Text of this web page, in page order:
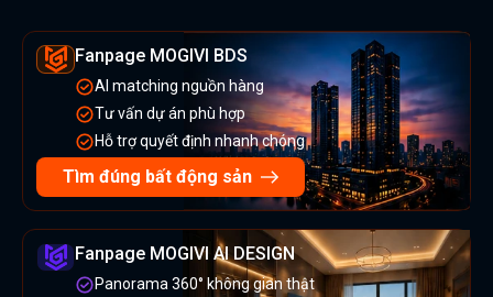
Fanpage MOGIVI BDS
AI matching nguồn hàng
Tư vấn dự án phù hợp
Hỗ trợ quyết định nhanh chóng
Tìm đúng bất động sản
Fanpage MOGIVI AI DESIGN
Panorama 360° không gian thật